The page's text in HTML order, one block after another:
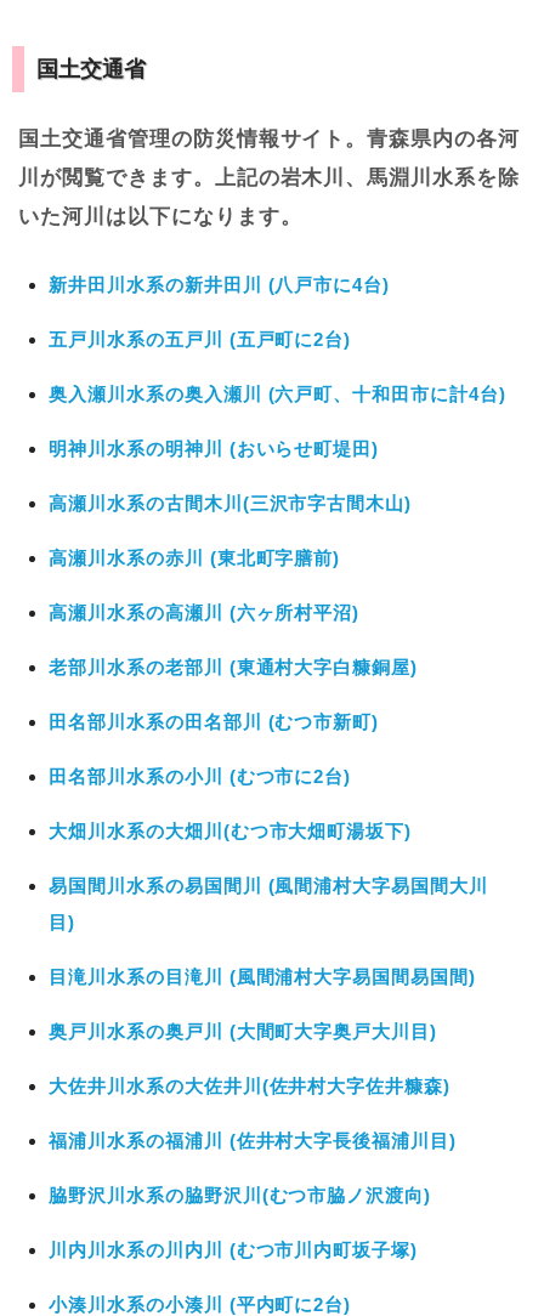
国土交通省
国土交通省管理の防災情報サイト。青森県内の各河
川が閲覧できます。上記の岩木川、馬淵川水系を除
いた河川は以下になります。
新井田川水系の新井田川 (八戸市に4台)
五戸川水系の五戸川 (五戸町に2台)
奥入瀬川水系の奥入瀬川 (六戸町、十和田市に計4台)
明神川水系の明神川 (おいらせ町堤田)
高瀬川水系の古間木川(三沢市字古間木山)
高瀬川水系の赤川 (東北町字膳前)
高瀬川水系の高瀬川 (六ヶ所村平沼)
老部川水系の老部川 (東通村大字白糠銅屋)
田名部川水系の田名部川 (むつ市新町)
田名部川水系の小川 (むつ市に2台)
大畑川水系の大畑川(むつ市大畑町湯坂下)
易国間川水系の易国間川 (風間浦村大字易国間大川
目)
目滝川水系の目滝川 (風間浦村大字易国間易国間)
奥戸川水系の奥戸川 (大間町大字奥戸大川目)
大佐井川水系の大佐井川(佐井村大字佐井糠森)
福浦川水系の福浦川 (佐井村大字長後福浦川目)
脇野沢川水系の脇野沢川(むつ市脇ノ沢渡向)
川内川水系の川内川 (むつ市川内町坂子塚)
小湊川水系の小湊川 (平内町に2台)